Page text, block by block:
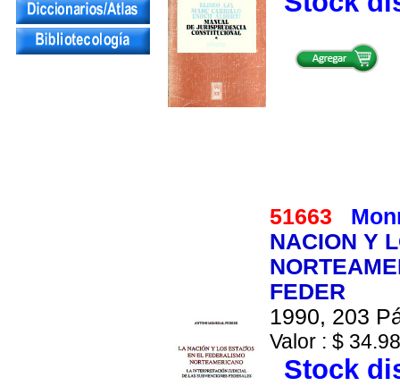
51663
NACION Y
FEDER
1990, 203
Valor : $
Stock